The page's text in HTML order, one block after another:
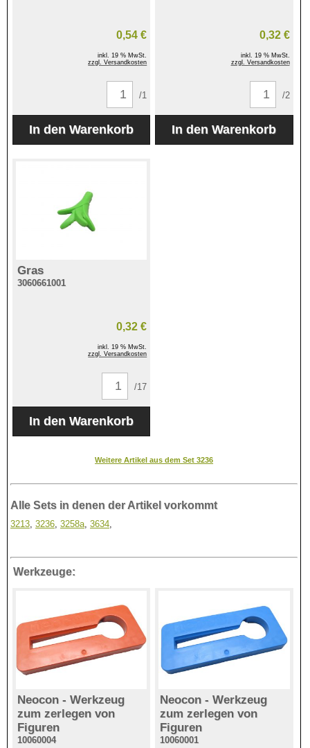
0,54 €
inkl. 19 % MwSt.
zzgl. Versandkosten
/1
0,32 €
inkl. 19 % MwSt.
zzgl. Versandkosten
/2
Gras
3060661001
0,32 €
inkl. 19 % MwSt.
zzgl. Versandkosten
/17
Weitere Artikel aus dem Set 3236
Alle Sets in denen der Artikel vorkommt
3213 3236 3258a 3634
Werkzeuge:
Neocon - Werkzeug
zum zerlegen von
Figuren
10060004
Neocon - Werkzeug
zum zerlegen von
Figuren
10060001